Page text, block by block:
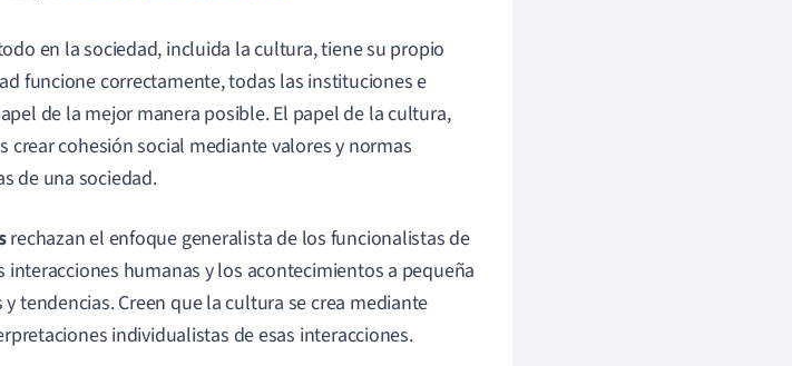
en la sociedad, incluida la cultura, tiene su propio
funcione correctamente, todas las instituciones e
de la mejor manera posible. El papel de la cultura,
crear cohesión social mediante valores y normas
de una sociedad.
rechazan el enfoque generalista de los funcionalistas de
interacciones humanas y los acontecimientos a pequeña
tendencias. Creen que la cultura se crea mediante
individualistas de esas interacciones.